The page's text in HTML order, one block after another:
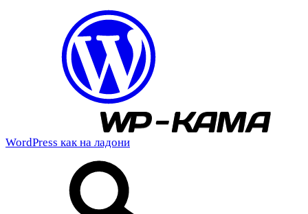
WordPress как на ладони